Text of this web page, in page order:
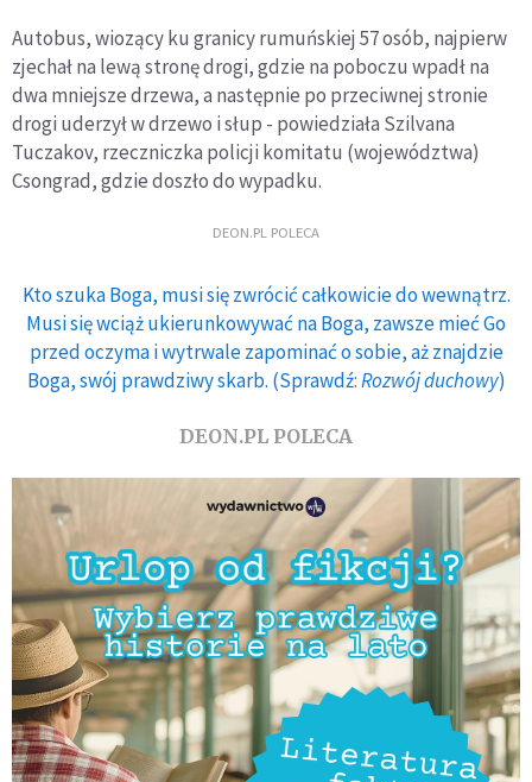
Autobus, wiozący ku granicy rumuńskiej 57 osób, najpierw
zjechał na lewą stronę drogi, gdzie na poboczu wpadł na
dwa mniejsze drzewa, a następnie po przeciwnej stronie
drogi uderzył w drzewo i słup - powiedziała Szilvana
Tuczakov, rzeczniczka policji komitatu (województwa)
Csongrad, gdzie doszło do wypadku.
DEON.PL POLECA
Kto szuka Boga, musi się zwrócić całkowicie do wewnątrz.
Musi się wciąż ukierunkowywać na Boga, zawsze mieć Go
przed oczyma i wytrwale zapominać o sobie, aż znajdzie
Boga, swój prawdziwy skarb. (Sprawdź:Rozwój duchowy)
DEON.PL POLECA